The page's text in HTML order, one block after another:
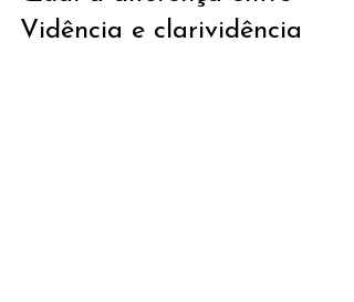
Vidência e clarividência